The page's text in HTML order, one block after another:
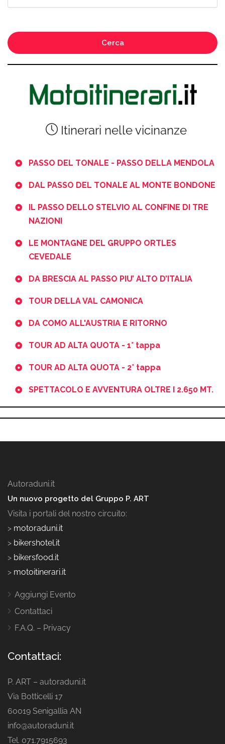
Cerca
Itinerari nelle vicinanze
PASSO DEL TONALE - PASSO DELLA MENDOLA
DAL PASSO DEL TONALE AL MONTE BONDONE
IL PASSO DELLO STELVIO AL CONFINE DI TRE
NAZIONI
LE MONTAGNE DEL GRUPPO ORTLES
CEVEDALE
DA BRESCIA AL PASSO PIU’ ALTO D’ITALIA
TOUR DELLA VAL CAMONICA
DA COMO ALL'AUSTRIA E RITORNO
TOUR AD ALTA QUOTA - 1° tappa
TOUR AD ALTA QUOTA - 2° tappa
SPETTACOLO E AVVENTURA OLTRE I 2.650 MT.
Autoraduni.it
Un nuovo progetto del Gruppo P. ART
Visita i portali del nostro circuito:
> motoraduni.it
> bikershotel.it
> bikersfood.it
> motoitinerari.it
Aggiungi Evento
Contattaci
F.A.Q. – Privacy
Contattaci:
P. ART – autoraduni.it
Via Botticelli 17
60019 Senigallia AN
info@autoraduni.it
Tel. 071.7915693